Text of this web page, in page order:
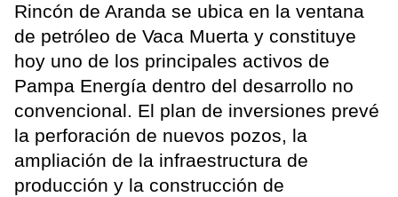
Rincón de Aranda se ubica en la ventana
de petróleo de Vaca Muerta y constituye
hoy uno de los principales activos de
Pampa Energía dentro del desarrollo no
convencional. El plan de inversiones prevé
la perforación de nuevos pozos, la
ampliación de la infraestructura de
producción y la construcción de